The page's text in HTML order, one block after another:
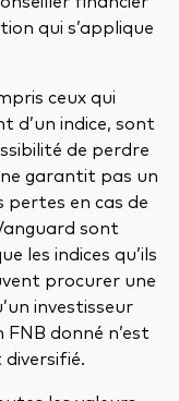
qui s’applique
ceux qui
d’un indice, sont
de perdre
garantit pas un
en cas de
sont
les indices qu’ils
procurer une
investisseur
donné n’est